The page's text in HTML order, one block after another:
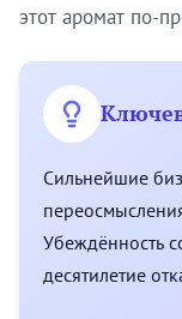
этот аромат по-
Сильнейшие
Убеждённость
десятилетие